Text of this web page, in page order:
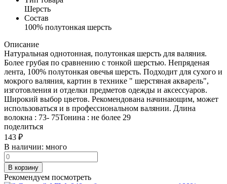
Шерсть
Состав
100% полутонкая шерсть
Описание
Натуральная однотонная, полутонкая шерсть для валяния.
Более грубая по сравнению с тонкой шерстью. Непряденая
лента, 100% полутонкая овечья шерсть. Подходит для сухого и
мокрого валяния, картин в технике " шерстяная акварель",
изготовления и отделки предметов одежды и аксессуаров.
Широкий выбор цветов. Рекомендована начинающим, может
использоваться и в профессиональном валянии. Длина
волокна : 73- 75Тонина : не более 29
поделиться
143 ₽
В наличии: много
В корзину
Рекомендуем посмотреть